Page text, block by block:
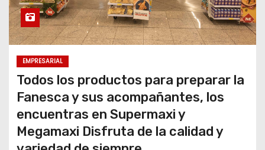
EMPRESARIAL
Todos los productos para preparar la
Fanesca y sus acompañantes, los
encuentras en Supermaxi y
Megamaxi Disfruta de la calidad y